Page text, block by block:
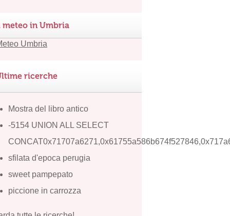
meteo in Umbria
ricerche
Mostra del libro antico
-5154 UNION ALL SELECT
sfilata d'epoca perugia
sweet pampepato
piccione in carrozza